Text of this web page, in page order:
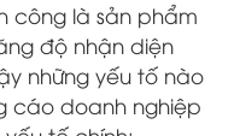
công là sản phẩm
độ nhận diện
những yếu tố nào
cáo doanh nghiệp